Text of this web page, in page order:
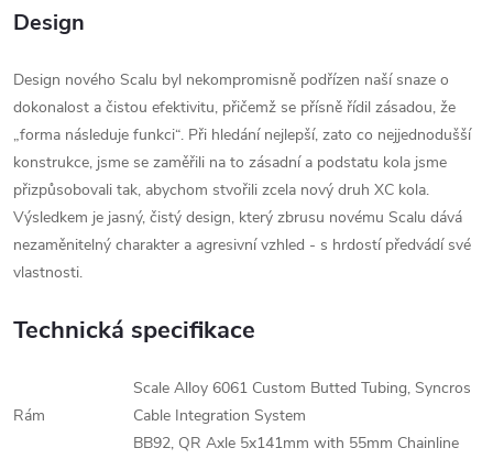
Design
Design nového Scalu byl nekompromisně podřízen naší snaze o
dokonalost a čistou efektivitu, přičemž se přísně řídil zásadou, že
„forma následuje funkci“. Při hledání nejlepší, zato co nejjednodušší
konstrukce, jsme se zaměřili na to zásadní a podstatu kola jsme
přizpůsobovali tak, abychom stvořili zcela nový druh XC kola.
Výsledkem je jasný, čistý design, který zbrusu novému Scalu dává
nezaměnitelný charakter a agresivní vzhled - s hrdostí předvádí své
vlastnosti.
Technická specifikace
Rám
Scale Alloy 6061 Custom Butted Tubing, Syncros
Cable Integration System
BB92, QR Axle 5x141mm with 55mm Chainline